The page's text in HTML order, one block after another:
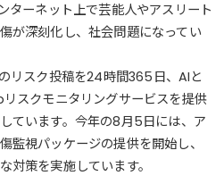
ターネット上で芸能人やアスリート
が深刻化し、社会問題になってい
リスク投稿を24時間365日、AIと
スクモニタリングサービスを提供
ています。今年の8月5日には、ア
監視パッケージの提供を開始し、
対策を実施しています。